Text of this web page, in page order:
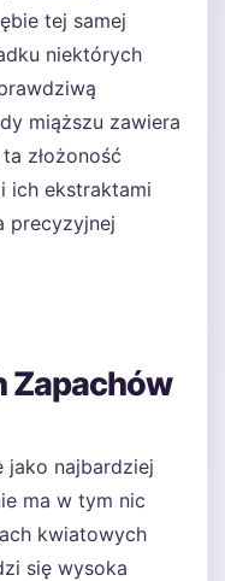
tej samej
niektórych
miąższu zawiera
złożoność
ich ekstraktami
precyzyjnej
Zapachów
jako najbardziej
ma w tym nic
kwiatowych
się wysoka